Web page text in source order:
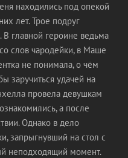
находились под опекой
лет. Трое подруг
главной героине ведьма
слов чародейки, в Маше
не понимала, о чём
заручиться удачей на
провела девушкам
а после
Однако в дело
запрыгнувший на стол с
неподходящий момент.